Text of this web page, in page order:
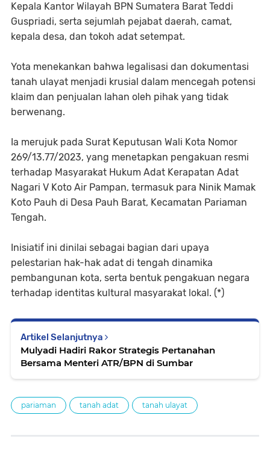
Kepala Kantor Wilayah BPN Sumatera Barat Teddi
Guspriadi, serta sejumlah pejabat daerah, camat,
kepala desa, dan tokoh adat setempat.
Yota menekankan bahwa legalisasi dan dokumentasi
tanah ulayat menjadi krusial dalam mencegah potensi
klaim dan penjualan lahan oleh pihak yang tidak
berwenang.
Ia merujuk pada Surat Keputusan Wali Kota Nomor
269/13.77/2023, yang menetapkan pengakuan resmi
terhadap Masyarakat Hukum Adat Kerapatan Adat
Nagari V Koto Air Pampan, termasuk para Ninik Mamak
Koto Pauh di Desa Pauh Barat, Kecamatan Pariaman
Tengah.
Inisiatif ini dinilai sebagai bagian dari upaya
pelestarian hak-hak adat di tengah dinamika
pembangunan kota, serta bentuk pengakuan negara
terhadap identitas kultural masyarakat lokal. (*)
Artikel Selanjutnya
Mulyadi Hadiri Rakor Strategis Pertanahan
Bersama Menteri ATR/BPN di Sumbar
pariaman tanah adat tanah ulayat